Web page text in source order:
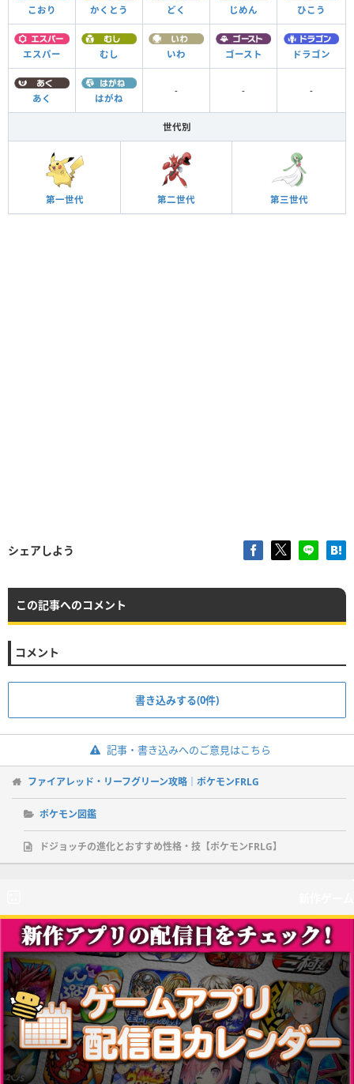
こおり かくとう どく じめん ひこう
エスパー むし いわ ゴースト ドラゴン
あく はがね
- - -
世代別
第一世代 第二世代 第三世代
シェアしよう
この記事へのコメント
コメント
書き込みする(0件)
記事・書き込みへのご意見はこちら
ファイアレッド・リーフグリーン攻略｜ポケモンFRLG
ポケモン図鑑
ドジョッチの進化とおすすめ性格・技【ポケモンFRLG】